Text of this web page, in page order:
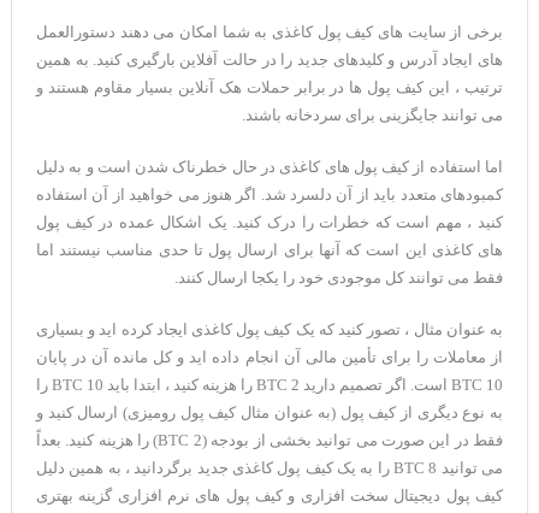
برخی از سایت های کیف پول کاغذی به شما امکان می دهند دستورالعمل
های ایجاد آدرس و کلیدهای جدید را در حالت آفلاین بارگیری کنید. به همین
ترتیب ، این کیف پول ها در برابر حملات هک آنلاین بسیار مقاوم هستند و
می توانند جایگزینی برای سردخانه باشند.
اما استفاده از کیف پول های کاغذی در حال خطرناک شدن است و به دلیل
کمبودهای متعدد باید از آن دلسرد شد. اگر هنوز می خواهید از آن استفاده
کنید ، مهم است که خطرات را درک کنید. یک اشکال عمده در کیف پول
های کاغذی این است که آنها برای ارسال پول تا حدی مناسب نیستند اما
فقط می توانند کل موجودی خود را یکجا ارسال کنند.
به عنوان مثال ، تصور کنید که یک کیف پول کاغذی ایجاد کرده اید و بسیاری
از معاملات را برای تأمین مالی آن انجام داده اید و کل مانده آن در پایان
10 BTC است. اگر تصمیم دارید 2 BTC را هزینه کنید ، ابتدا باید 10 BTC را
به نوع دیگری از کیف پول (به عنوان مثال کیف پول رومیزی) ارسال کنید و
فقط در این صورت می توانید بخشی از بودجه (2 BTC) را هزینه کنید. بعداً
می توانید 8 BTC را به یک کیف پول کاغذی جدید برگردانید ، به همین دلیل
کیف پول دیجیتال سخت افزاری و کیف پول های نرم افزاری گزینه بهتری